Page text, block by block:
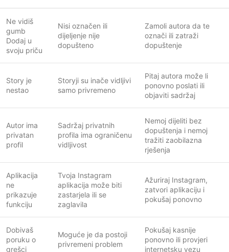
Ne vidiš
gumb
Dodaj u
svoju priču
Nisi označen ili
dijeljenje nije
dopušteno
Zamoli autora da te
označi ili zatraži
dopuštenje
Story je
nestao
Storyji su inače vidljivi
samo privremeno
Pitaj autora može li
ponovno poslati ili
objaviti sadržaj
Autor ima
privatan
profil
Sadržaj privatnih
profila ima ograničenu
vidljivost
Nemoj dijeliti bez
dopuštenja i nemoj
tražiti zaobilazna
rješenja
Aplikacija
ne
prikazuje
funkciju
Tvoja Instagram
aplikacija može biti
zastarjela ili se
zaglavila
Ažuriraj Instagram,
zatvori aplikaciju i
pokušaj ponovno
Dobivaš
poruku o
grešci
Moguće je da postoji
privremeni problem
Pokušaj kasnije
ponovno ili provjeri
internetsku vezu